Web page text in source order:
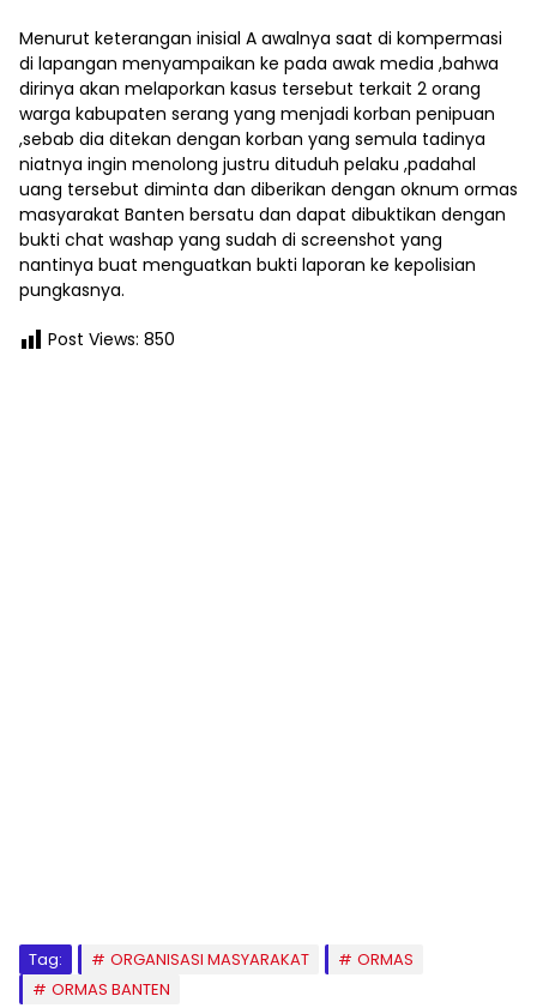
Menurut keterangan inisial A awalnya saat di kompermasi
di lapangan menyampaikan ke pada awak media ,bahwa
dirinya akan melaporkan kasus tersebut terkait 2 orang
warga kabupaten serang yang menjadi korban penipuan
,sebab dia ditekan dengan korban yang semula tadinya
niatnya ingin menolong justru dituduh pelaku ,padahal
uang tersebut diminta dan diberikan dengan oknum ormas
masyarakat Banten bersatu dan dapat dibuktikan dengan
bukti chat washap yang sudah di screenshot yang
nantinya buat menguatkan bukti laporan ke kepolisian
pungkasnya.
Post Views: 850
Tag: ORGANISASI MASYARAKAT
ORMAS
ORMAS BANTEN